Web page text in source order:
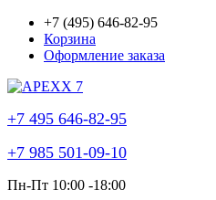
+7 (495) 646-82-95
Корзина
Оформление заказа
+7 495 646-82-95
+7 985 501-09-10
Пн-Пт 10:00 -18:00